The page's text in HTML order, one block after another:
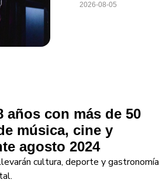
2026-08-05
años con más de 50
música, cine y
agosto 2024
cultura, deporte y gastronomía